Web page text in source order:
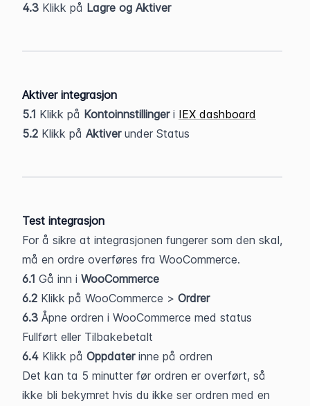
4.3 Klikk på Lagre og Aktiver
Aktiver integrasjon
5.1 Klikk på Kontoinnstillinger i IEX dashboard
5.2 Klikk på Aktiver under Status
Test integrasjon
For å sikre at integrasjonen fungerer som den skal,
må en ordre overføres fra WooCommerce.
6.1 Gå inn i WooCommerce
6.2 Klikk på WooCommerce > Ordrer
6.3 Åpne ordren i WooCommerce med status
Fullført eller Tilbakebetalt
6.4 Klikk på Oppdater inne på ordren
Det kan ta 5 minutter før ordren er overført, så
ikke bli bekymret hvis du ikke ser ordren med en